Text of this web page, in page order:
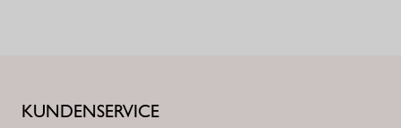
KUNDENSERVICE